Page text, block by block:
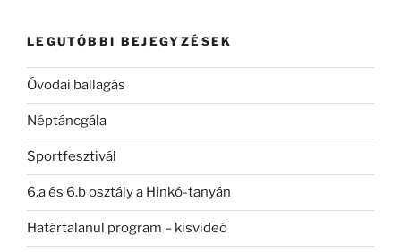
LEGUTÓBBI BEJEGYZÉSEK
Óvodai ballagás
Néptáncgála
Sportfesztivál
6.a és 6.b osztály a Hinkó-tanyán
Határtalanul program – kisvideó